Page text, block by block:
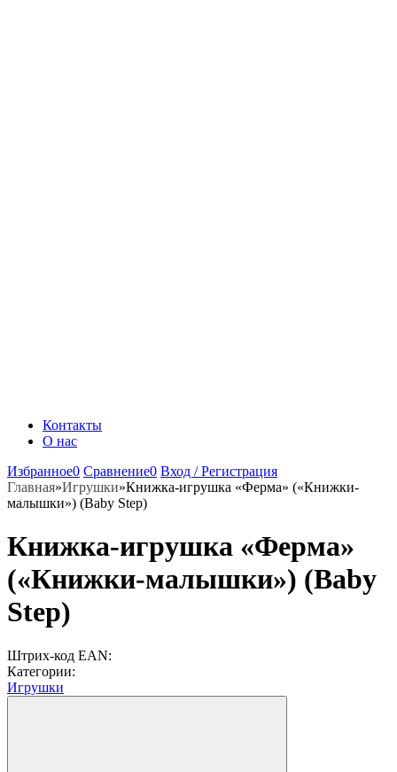
Контакты
О нас
Избранное0 Сравнение0 Вход / Регистрация
Главная»Игрушки»Книжка-игрушка «Ферма» («Книжки-
малышки») (Baby Step)
Книжка-игрушка «Ферма»
(«Книжки-малышки») (Baby
Step)
Штрих-код EAN:
Категории:
Игрушки